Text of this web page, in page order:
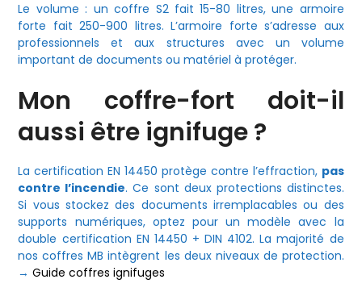
Le volume : un coffre S2 fait 15-80 litres, une armoire
forte fait 250-900 litres. L’armoire forte s’adresse aux
professionnels et aux structures avec un volume
important de documents ou matériel à protéger.
Mon coffre-fort doit-il
aussi être ignifuge ?
La certification EN 14450 protège contre l’effraction, pas
contre l’incendie. Ce sont deux protections distinctes.
Si vous stockez des documents irremplacables ou des
supports numériques, optez pour un modèle avec la
double certification EN 14450 + DIN 4102. La majorité de
nos coffres MB intègrent les deux niveaux de protection.
→Guide coffres ignifuges